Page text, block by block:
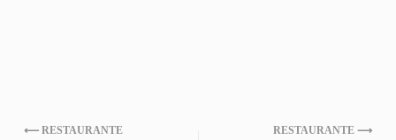
⟵ RESTAURANTE RESTAURANTE ⟶